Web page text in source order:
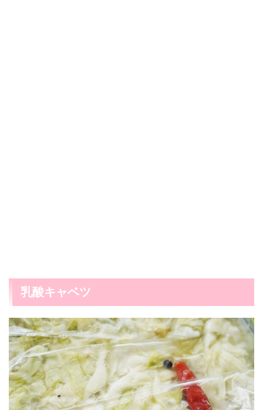
乳酸キャベツ